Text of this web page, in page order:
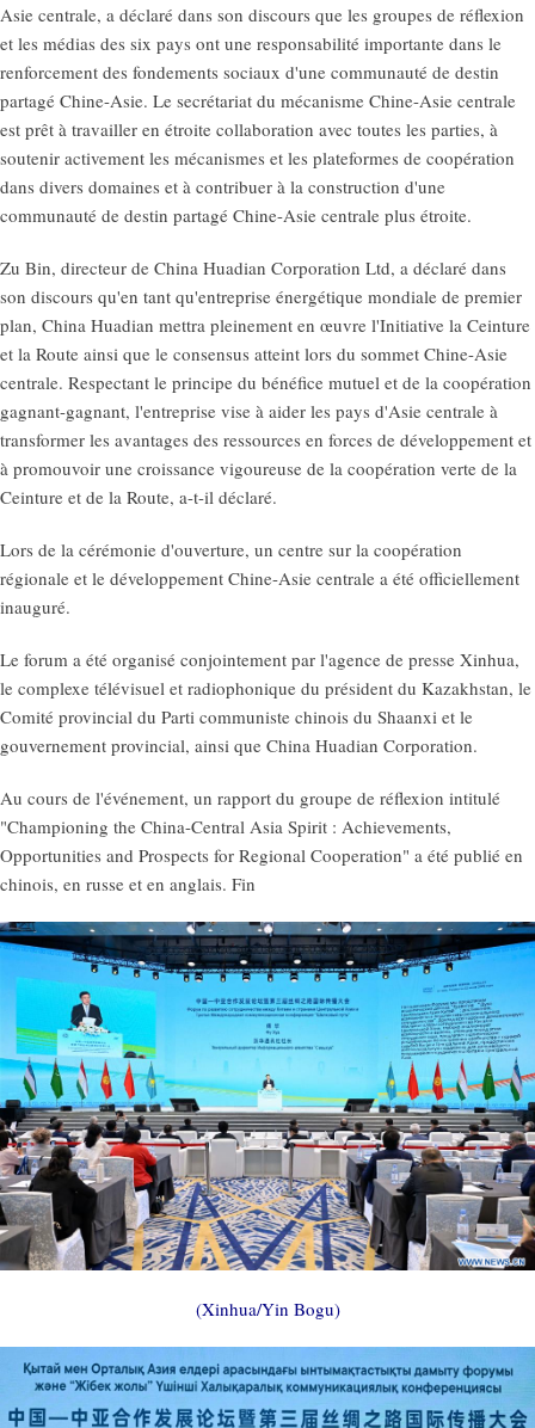
Asie centrale, a déclaré dans son discours que les groupes de réflexion
et les médias des six pays ont une responsabilité importante dans le
renforcement des fondements sociaux d'une communauté de destin
partagé Chine-Asie. Le secrétariat du mécanisme Chine-Asie centrale
est prêt à travailler en étroite collaboration avec toutes les parties, à
soutenir activement les mécanismes et les plateformes de coopération
dans divers domaines et à contribuer à la construction d'une
communauté de destin partagé Chine-Asie centrale plus étroite.
Zu Bin, directeur de China Huadian Corporation Ltd, a déclaré dans
son discours qu'en tant qu'entreprise énergétique mondiale de premier
plan, China Huadian mettra pleinement en œuvre l'Initiative la Ceinture
et la Route ainsi que le consensus atteint lors du sommet Chine-Asie
centrale. Respectant le principe du bénéfice mutuel et de la coopération
gagnant-gagnant, l'entreprise vise à aider les pays d'Asie centrale à
transformer les avantages des ressources en forces de développement et
à promouvoir une croissance vigoureuse de la coopération verte de la
Ceinture et de la Route, a-t-il déclaré.
Lors de la cérémonie d'ouverture, un centre sur la coopération
régionale et le développement Chine-Asie centrale a été officiellement
inauguré.
Le forum a été organisé conjointement par l'agence de presse Xinhua,
le complexe télévisuel et radiophonique du président du Kazakhstan, le
Comité provincial du Parti communiste chinois du Shaanxi et le
gouvernement provincial, ainsi que China Huadian Corporation.
Au cours de l'événement, un rapport du groupe de réflexion intitulé
"Championing the China-Central Asia Spirit : Achievements,
Opportunities and Prospects for Regional Cooperation" a été publié en
chinois, en russe et en anglais. Fin
(Xinhua/Yin Bogu)